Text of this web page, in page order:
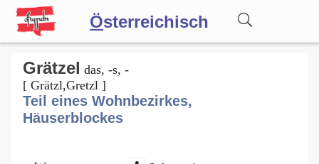
Österreichisch
Wörterbuch
Forum
Grätzel das, -s, -
[ Grätzl,Gretzl ]
Teil eines Wohnbezirkes,
Häuserblockes